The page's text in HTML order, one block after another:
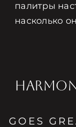
палитры
насколько
GOES